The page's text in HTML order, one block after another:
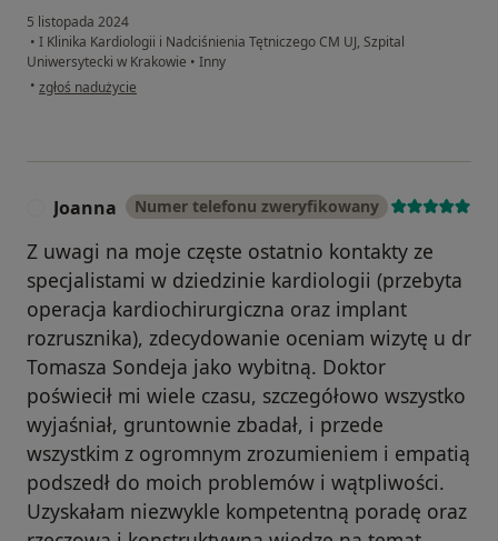
5 listopada 2024
• I Klinika Kardiologii i Nadciśnienia Tętniczego CM UJ, Szpital
Uniwersytecki w Krakowie • Inny
• w opinii użytkownika Pacjent
zgłoś nadużycie
Joanna Numer telefonu zweryfikowany
Z uwagi na moje częste ostatnio kontakty ze
specjalistami w dziedzinie kardiologii (przebyta
operacja kardiochirurgiczna oraz implant
rozrusznika), zdecydowanie oceniam wizytę u dr
Tomasza Sondeja jako wybitną. Doktor
poświecił mi wiele czasu, szczegółowo wszystko
wyjaśniał, gruntownie zbadał, i przede
wszystkim z ogromnym zrozumieniem i empatią
podszedł do moich problemów i wątpliwości.
Uzyskałam niezwykle kompetentną poradę oraz